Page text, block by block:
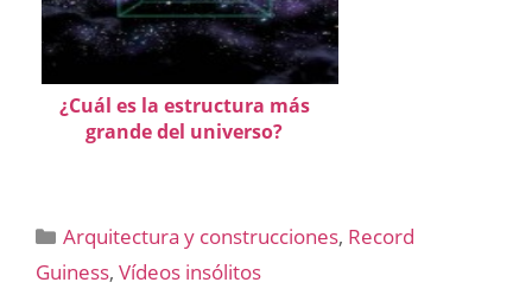
¿Cuál es la estructura más
grande del universo?
Categorías
Arquitectura y construcciones, Record
Guiness, Vídeos insólitos